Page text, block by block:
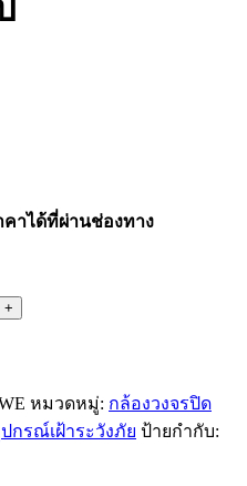
าได้ที่ผ่านช่องทาง
หมวดหมู่: กล้องวงจรปิด
กรณ์เฝ้าระวังภัย ป้ายกำกับ: